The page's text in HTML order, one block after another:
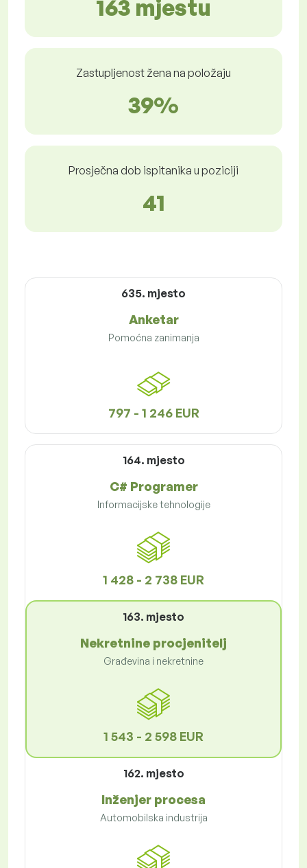
163 mjestu
Zastupljenost žena na položaju
39%
Prosječna dob ispitanika u poziciji
41
635. mjesto
Anketar
Pomoćna zanimanja
797 - 1 246 EUR
164. mjesto
C# Programer
Informacijske tehnologije
1 428 - 2 738 EUR
163. mjesto
Nekretnine procjenitelj
Građevina i nekretnine
1 543 - 2 598 EUR
162. mjesto
Inženjer procesa
Automobilska industrija